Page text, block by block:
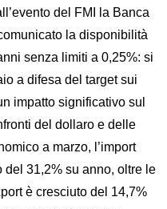
del FMI la Banca
la disponibilità
senza limiti a 0,25%: si
a difesa del target sui
impatto significativo sul
del dollaro e delle
a marzo, l’import
31,2% su anno, oltre le
è cresciuto del 14,7%